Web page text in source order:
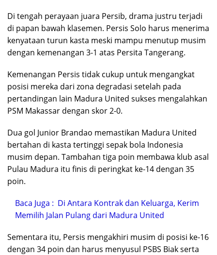
Di tengah perayaan juara Persib, drama justru terjadi
di papan bawah klasemen. Persis Solo harus menerima
kenyataan turun kasta meski mampu menutup musim
dengan kemenangan 3-1 atas Persita Tangerang.
Kemenangan Persis tidak cukup untuk mengangkat
posisi mereka dari zona degradasi setelah pada
pertandingan lain Madura United sukses mengalahkan
PSM Makassar dengan skor 2-0.
Dua gol Junior Brandao memastikan Madura United
bertahan di kasta tertinggi sepak bola Indonesia
musim depan. Tambahan tiga poin membawa klub asal
Pulau Madura itu finis di peringkat ke-14 dengan 35
poin.
Baca Juga : Di Antara Kontrak dan Keluarga, Kerim
Memilih Jalan Pulang dari Madura United
Sementara itu, Persis mengakhiri musim di posisi ke-16
dengan 34 poin dan harus menyusul PSBS Biak serta